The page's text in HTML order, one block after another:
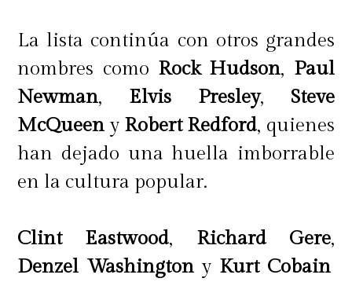
La lista continúa con otros grandes
nombres como Rock Hudson, Paul
Newman, Elvis Presley, Steve
McQueen yRobert Redford, quienes
han dejado una huella imborrable
en la cultura popular.
Clint Eastwood, Richard Gere,
Denzel WashingtonyKurt Cobain